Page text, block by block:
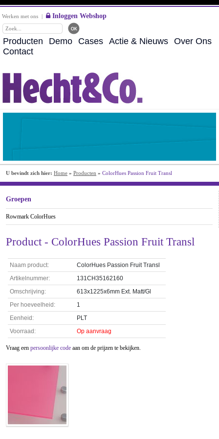
Werken met ons | Inloggen Webshop
Producten Demo Cases Actie & Nieuws Over Ons
Contact
U bevindt zich hier: Home » Producten » ColorHues Passion Fruit Transl
Groepen
Rowmark ColorHues
Product - ColorHues Passion Fruit Transl
Naam product:
ColorHues Passion Fruit Transl
Artikelnummer:
131CH35162160
Omschrijving:
613x1225x6mm Ext. Matt/Gl
Per hoeveelheid:
1
Eenheid:
PLT
Voorraad:
Op aanvraag
Vraag een persoonlijke code aan om de prijzen te bekijken.